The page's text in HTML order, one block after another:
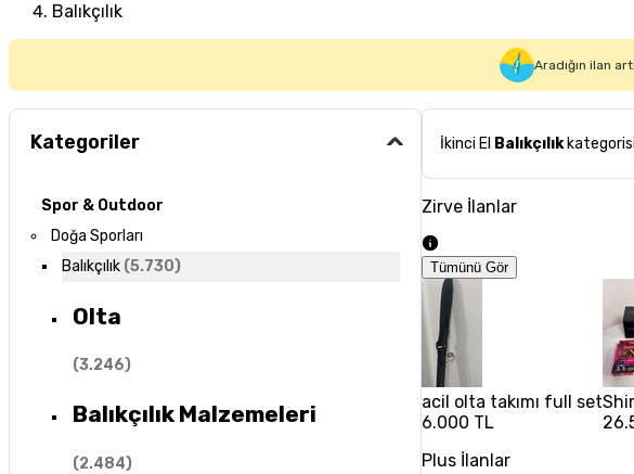
Balıkçılık
Aradığın ilan
Kategoriler
Spor & Outdoor
Doğa Sporları
Balıkçılık(5.730)
Olta
(3.246)
Balıkçılık Malzemeleri
(2.484)
İkinci El Balıkçılık
Zirve İlanlar
Tümünü Gör
acil olta takımı full set
6.000 TL
Plus İlanlar